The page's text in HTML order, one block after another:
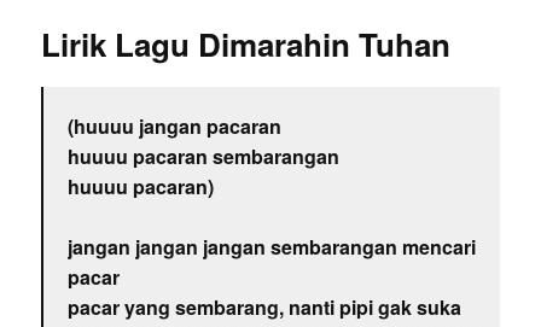
Lirik Lagu Dimarahin Tuhan
(huuuu jangan pacaran
huuuu pacaran sembarangan
huuuu pacaran)
jangan jangan jangan sembarangan mencari
pacar
pacar yang sembarang, nanti pipi gak suka